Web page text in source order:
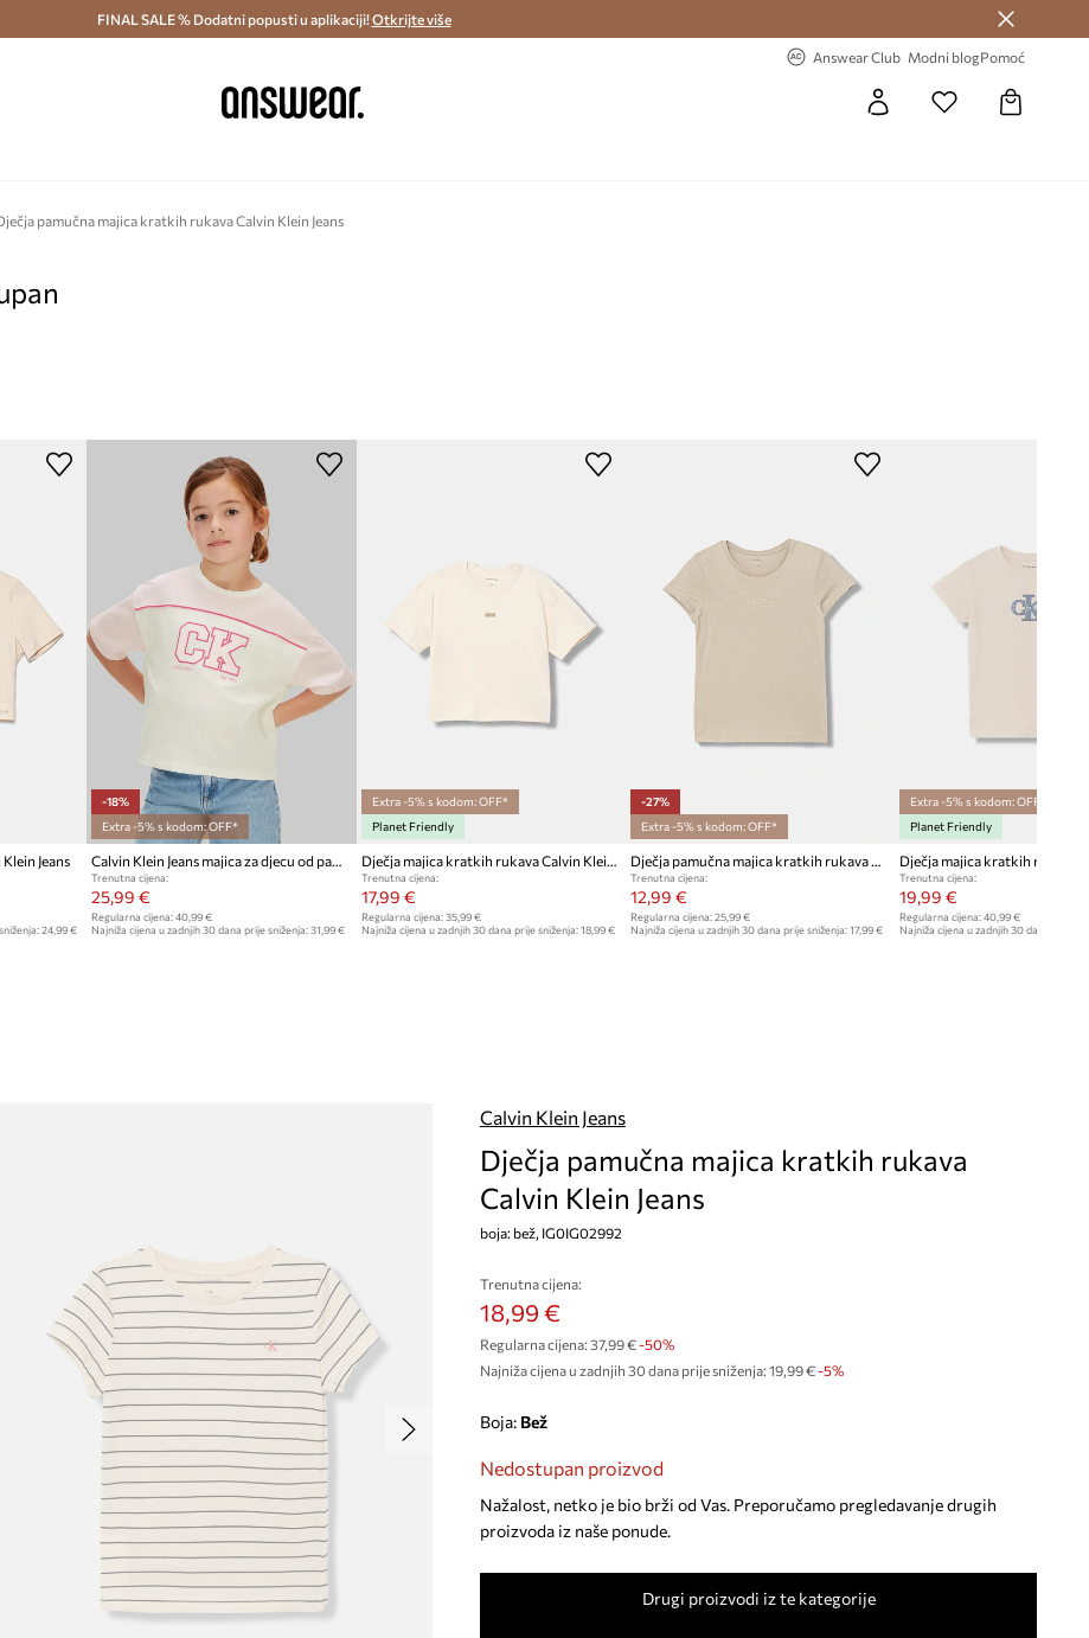
dostava i povrat (od 70€) > Dostava u roku 48 sati >
FINAL SALE % Dodatni popusti u aplikaciji!Otkrijte više
Answear Club Modni blogPomoć
pamučna majica kratkih rukava Calvin Klein Jeans
Jeans
24,99 €
-18%
Extra -5% s kodom: OFF*
Calvin Klein Jeans majica za djecu od pamuka
Trenutna cijena:
25,99 €
Regularna cijena: 40,99 €
Najniža cijena u zadnjih 30 dana prije sniženja: 31,99 €
Extra -5% s kodom: OFF*
Planet Friendly
Dječja majica kratkih rukava Calvin Klein Jeans
Trenutna cijena:
17,99 €
Regularna cijena: 35,99 €
Najniža cijena u zadnjih 30 dana prije sniženja: 18,99 €
-27%
Extra -5% s kodom: OFF*
Dječja pamučna majica kratkih rukava Calvin Klein Jeans
Trenutna cijena:
12,99 €
Regularna cijena:25,99 €
Najniža cijena u zadnjih 30 dana prije sniženja:17,99 €
Extra -5% s kodom: OFF*
Planet Friendly
Trenutna cijena:
19,99 €
Regularna cijena: 40,99 €
Najniža cijena u zadnjih 30 dana prije
Calvin Klein Jeans
Dječja pamučna majica kratkih rukava
Calvin Klein Jeans
boja: bež, IG0IG02992
Trenutna cijena:
18,99 €
Regularna cijena: 37,99 €-50%
Najniža cijena u zadnjih 30 dana prije sniženja: 19,99 € -5%
Boja: bež
Nedostupan proizvod
Nažalost, netko je bio brži od Vas. Preporučamo pregledavanje drugih
proizvoda iz naše ponude.
Drugi proizvodi iz te kategorije